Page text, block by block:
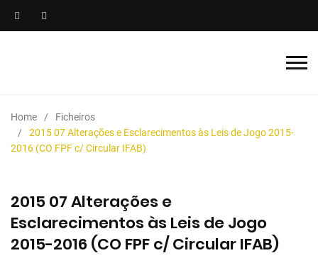
Home
Ficheiros
2015 07 Alterações e Esclarecimentos às Leis de Jogo 2015-
2016 (CO FPF c/ Circular IFAB)
2015 07 Alterações e
Esclarecimentos às Leis de Jogo
2015-2016 (CO FPF c/ Circular IFAB)